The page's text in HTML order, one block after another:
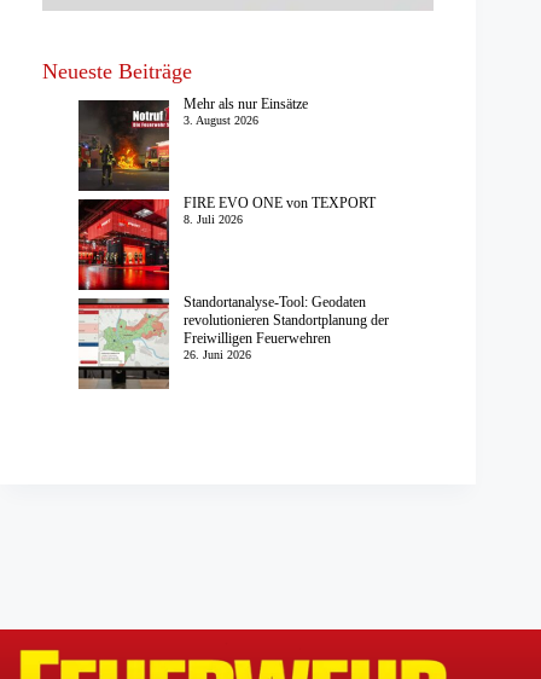
Neueste Beiträge
Mehr als nur Einsätze
3. August 2026
FIRE EVO ONE von TEXPORT
8. Juli 2026
Standortanalyse-Tool: Geodaten
revolutionieren Standortplanung der
Freiwilligen Feuerwehren
26. Juni 2026